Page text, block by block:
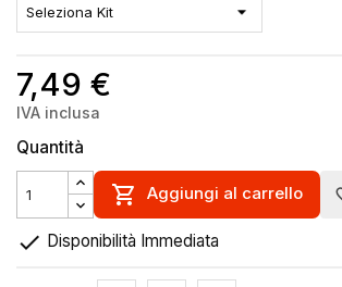
7,49 €
IVA inclusa
Quantità
 Aggiungi al carrello
 Disponibilità Immediata